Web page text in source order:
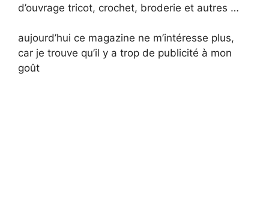
d’ouvrage tricot, crochet, broderie et autres …
aujourd’hui ce magazine ne m’intéresse plus,
car je trouve qu’il y a trop de publicité à mon
goût